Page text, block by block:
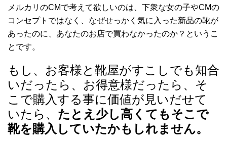
メルカリのCMで考えて欲しいのは、下衆な女の子やCMの
コンセプトではなく、なぜせっかく気に入った新品の靴が
あったのに、あなたのお店で買わなかったのか？というこ
とです。
もし、お客様と靴屋がすこしでも知合
いだったら、お得意様だったら、そ
こで購入する事に価値が見いだせて
いたら、 たとえ少し高くてもそこで
靴を購入していたかもしれません。